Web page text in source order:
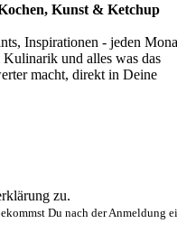
Kunst & Ketchup
Inspirationen - jeden
und alles was das
macht, direkt in Deine
zu.
Du nach der Anmeldung